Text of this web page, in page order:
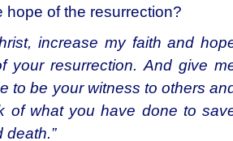
hope of the resurrection?
increase my faith and
your resurrection. And give
to be your witness to others
of what you have done to
death.”